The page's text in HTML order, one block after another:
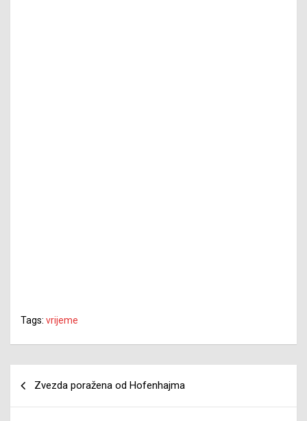
Tags: vrijeme
Zvezda poražena od Hofenhajma